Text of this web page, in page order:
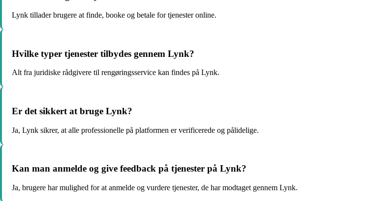
Lynk tillader brugere at finde, booke og betale for tjenester online.
Hvilke typer tjenester tilbydes gennem Lynk?
Alt fra juridiske rådgivere til rengøringsservice kan findes på Lynk.
Er det sikkert at bruge Lynk?
Ja, Lynk sikrer, at alle professionelle på platformen er verificerede og pålidelige.
Kan man anmelde og give feedback på tjenester på Lynk?
Ja, brugere har mulighed for at anmelde og vurdere tjenester, de har modtaget gennem Lynk.